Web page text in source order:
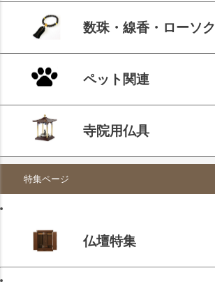
数珠・線香・ローソク
ペット関連
寺院用仏具
特集ページ
仏壇特集